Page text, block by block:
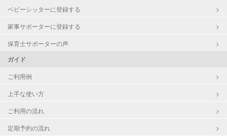
ベビーシッターに登録する
家事サポーターに登録する
保育士サポーターの声
ガイド
ご利用例
上手な使い方
ご利用の流れ
定期予約の流れ